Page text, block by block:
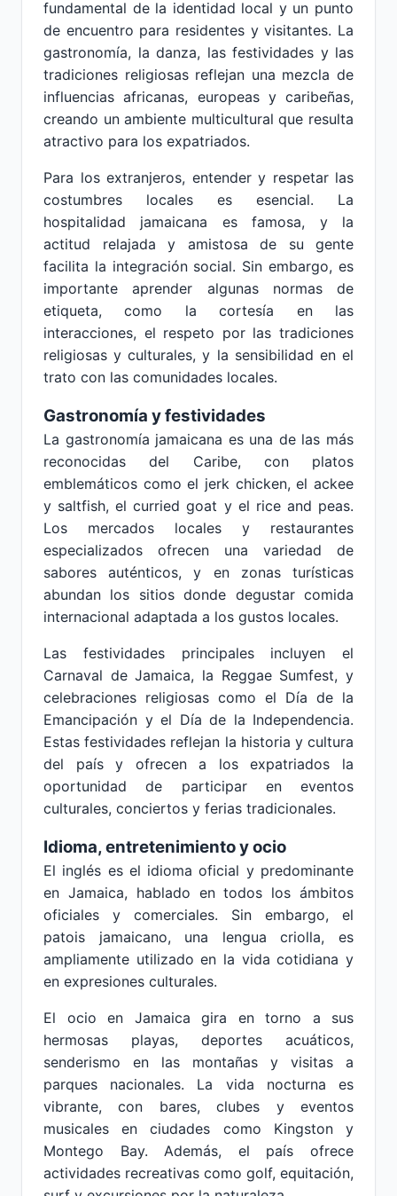
fundamental de la identidad local y un punto
de encuentro para residentes y visitantes. La
gastronomía, la danza, las festividades y las
tradiciones religiosas reflejan una mezcla de
influencias africanas, europeas y caribeñas,
creando un ambiente multicultural que resulta
atractivo para los expatriados.
Para los extranjeros, entender y respetar las
costumbres locales es esencial. La
hospitalidad jamaicana es famosa, y la
actitud relajada y amistosa de su gente
facilita la integración social. Sin embargo, es
importante aprender algunas normas de
etiqueta, como la cortesía en las
interacciones, el respeto por las tradiciones
religiosas y culturales, y la sensibilidad en el
trato con las comunidades locales.
Gastronomía y festividades
La gastronomía jamaicana es una de las más
reconocidas del Caribe, con platos
emblemáticos como el jerk chicken, el ackee
y saltfish, el curried goat y el rice and peas.
Los mercados locales y restaurantes
especializados ofrecen una variedad de
sabores auténticos, y en zonas turísticas
abundan los sitios donde degustar comida
internacional adaptada a los gustos locales.
Las festividades principales incluyen el
Carnaval de Jamaica, la Reggae Sumfest, y
celebraciones religiosas como el Día de la
Emancipación y el Día de la Independencia.
Estas festividades reflejan la historia y cultura
del país y ofrecen a los expatriados la
oportunidad de participar en eventos
culturales, conciertos y ferias tradicionales.
Idioma, entretenimiento y ocio
El inglés es el idioma oficial y predominante
en Jamaica, hablado en todos los ámbitos
oficiales y comerciales. Sin embargo, el
patois jamaicano, una lengua criolla, es
ampliamente utilizado en la vida cotidiana y
en expresiones culturales.
El ocio en Jamaica gira en torno a sus
hermosas playas, deportes acuáticos,
senderismo en las montañas y visitas a
parques nacionales. La vida nocturna es
vibrante, con bares, clubes y eventos
musicales en ciudades como Kingston y
Montego Bay. Además, el país ofrece
actividades recreativas como golf, equitación,